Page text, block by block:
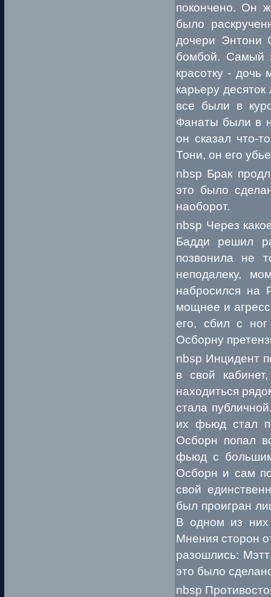
покончено. Он
было
дочери Энтони
бомбой. Самый
красотку - дочь
карьеру
все были в
Фанаты были в
он сказал что-
Тони, он его
nbsp Брак
это было
наоборот.
nbsp Через
Бадди решил
позвонила не
неподалеку,
набросился на
мощнее и
его, сбил с
Осборну
nbsp Инцидент
в свой
находиться
стала
их фьюд стал
Осборн попал
фьюд с
Осборн и сам
свой
был проигран
В одном из
Мнения сторон
разошлись:
это было
nbsp